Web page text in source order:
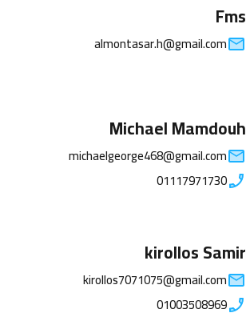
Fms
almontasar.h@gmail.com
Michael Mamdouh
michaelgeorge468@gmail.com
01117971730
kirollos Samir
kirollos7071075@gmail.com
01003508969